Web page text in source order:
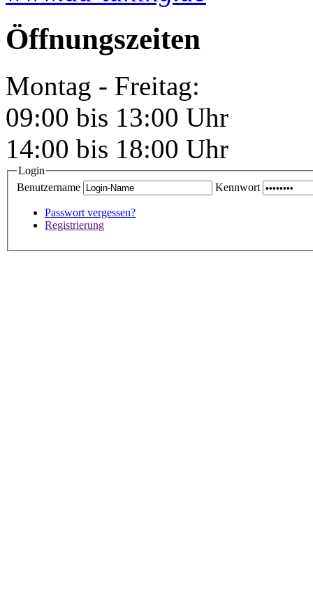
Öffnungszeiten
Montag - Freitag:
09:00 bis 13:00 Uhr
14:00 bis 18:00 Uhr
Login
Benutzername
Kennwort
Passwort vergessen?
Registrierung